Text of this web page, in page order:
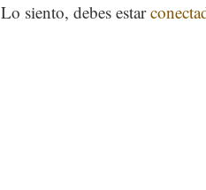
Lo siento, debes estar